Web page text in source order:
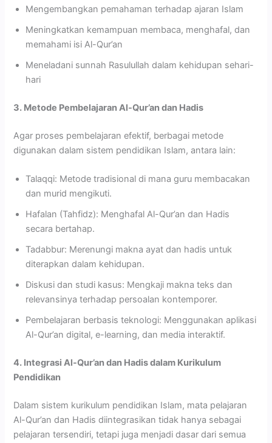
Mengembangkan pemahaman terhadap ajaran Islam
Meningkatkan kemampuan membaca, menghafal, dan
memahami isi Al-Qur’an
Meneladani sunnah Rasulullah dalam kehidupan sehari-
hari
3. Metode Pembelajaran Al-Qur’an dan Hadis
Agar proses pembelajaran efektif, berbagai metode
digunakan dalam sistem pendidikan Islam, antara lain:
Talaqqi: Metode tradisional di mana guru membacakan
dan murid mengikuti.
Hafalan (Tahfidz): Menghafal Al-Qur’an dan Hadis
secara bertahap.
Tadabbur: Merenungi makna ayat dan hadis untuk
diterapkan dalam kehidupan.
Diskusi dan studi kasus: Mengkaji makna teks dan
relevansinya terhadap persoalan kontemporer.
Pembelajaran berbasis teknologi: Menggunakan aplikasi
Al-Qur’an digital, e-learning, dan media interaktif.
4. Integrasi Al-Qur’an dan Hadis dalam Kurikulum
Pendidikan
Dalam sistem kurikulum pendidikan Islam, mata pelajaran
Al-Qur’an dan Hadis diintegrasikan tidak hanya sebagai
pelajaran tersendiri, tetapi juga menjadi dasar dari semua